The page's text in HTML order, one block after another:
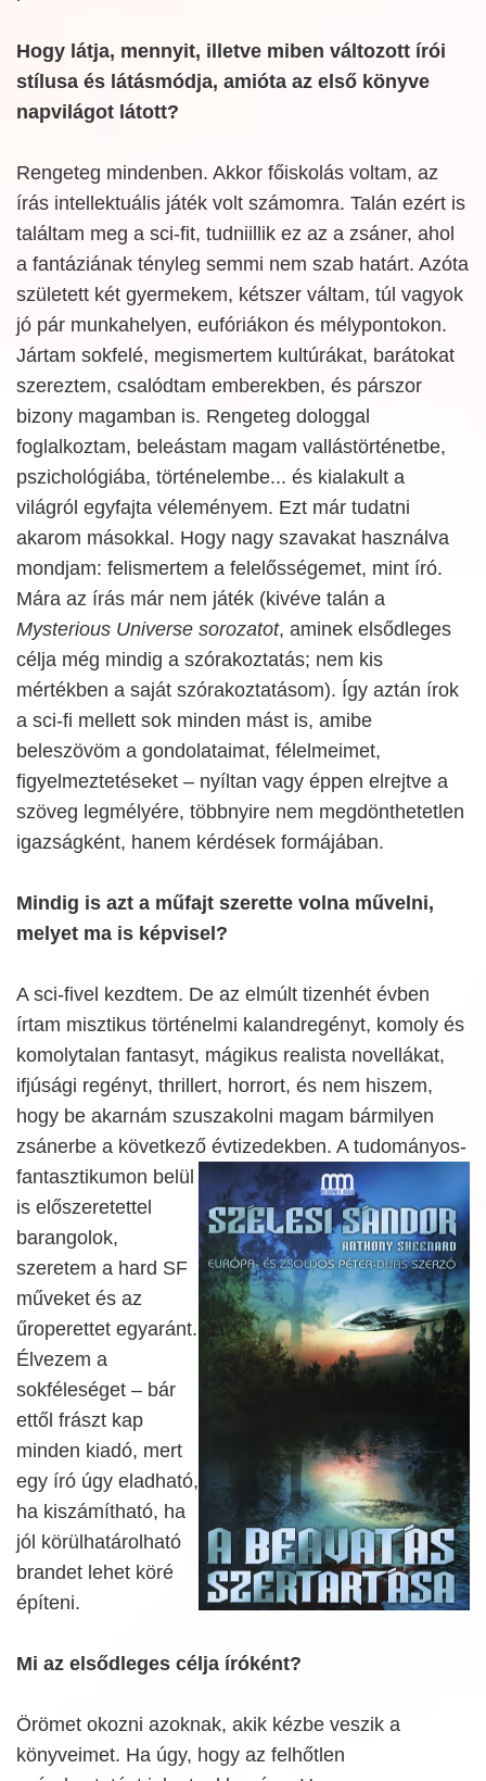
Hogy látja, mennyit, illetve miben változott írói
stílusa és látásmódja, amióta az első könyve
napvilágot látott?
Rengeteg mindenben. Akkor főiskolás voltam, az
írás intellektuális játék volt számomra. Talán ezért is
találtam meg a sci-fit, tudniillik ez az a zsáner, ahol
a fantáziának tényleg semmi nem szab határt. Azóta
született két gyermekem, kétszer váltam, túl vagyok
jó pár munkahelyen, eufóriákon és mélypontokon.
Jártam sokfelé, megismertem kultúrákat, barátokat
szereztem, csalódtam emberekben, és párszor
bizony magamban is. Rengeteg dologgal
foglalkoztam, beleástam magam vallástörténetbe,
pszichológiába, történelembe... és kialakult a
világról egyfajta véleményem. Ezt már tudatni
akarom másokkal. Hogy nagy szavakat használva
mondjam: felismertem a felelősségemet, mint író.
Mára az írás már nem játék (kivéve talán a
Mysterious Universe sorozatot, aminek elsődleges
célja még mindig a szórakoztatás; nem kis
mértékben a saját szórakoztatásom). Így aztán írok
a sci-fi mellett sok minden mást is, amibe
beleszövöm a gondolataimat, félelmeimet,
figyelmeztetéseket – nyíltan vagy éppen elrejtve a
szöveg legmélyére, többnyire nem megdönthetetlen
igazságként, hanem kérdések formájában.
Mindig is azt a műfajt szerette volna művelni,
melyet ma is képvisel?
A sci-fivel kezdtem. De az elmúlt tizenhét évben
írtam misztikus történelmi kalandregényt, komoly és
komolytalan fantasyt, mágikus realista novellákat,
ifjúsági regényt, thrillert, horrort, és nem hiszem,
hogy be akarnám szuszakolni magam bármilyen
zsánerbe a következő évtizedekben. A tudományos-
fantasztikumon belül
is előszeretettel
barangolok,
szeretem a hard SF
műveket és az
űroperettet egyaránt.
Élvezem a
sokféleséget – bár
ettől frászt kap
minden kiadó, mert
egy író úgy eladható,
ha kiszámítható, ha
jól körülhatárolható
brandet lehet köré
építeni.
Mi az elsődleges célja íróként?
Örömet okozni azoknak, akik kézbe veszik a
könyveimet. Ha úgy, hogy az felhőtlen